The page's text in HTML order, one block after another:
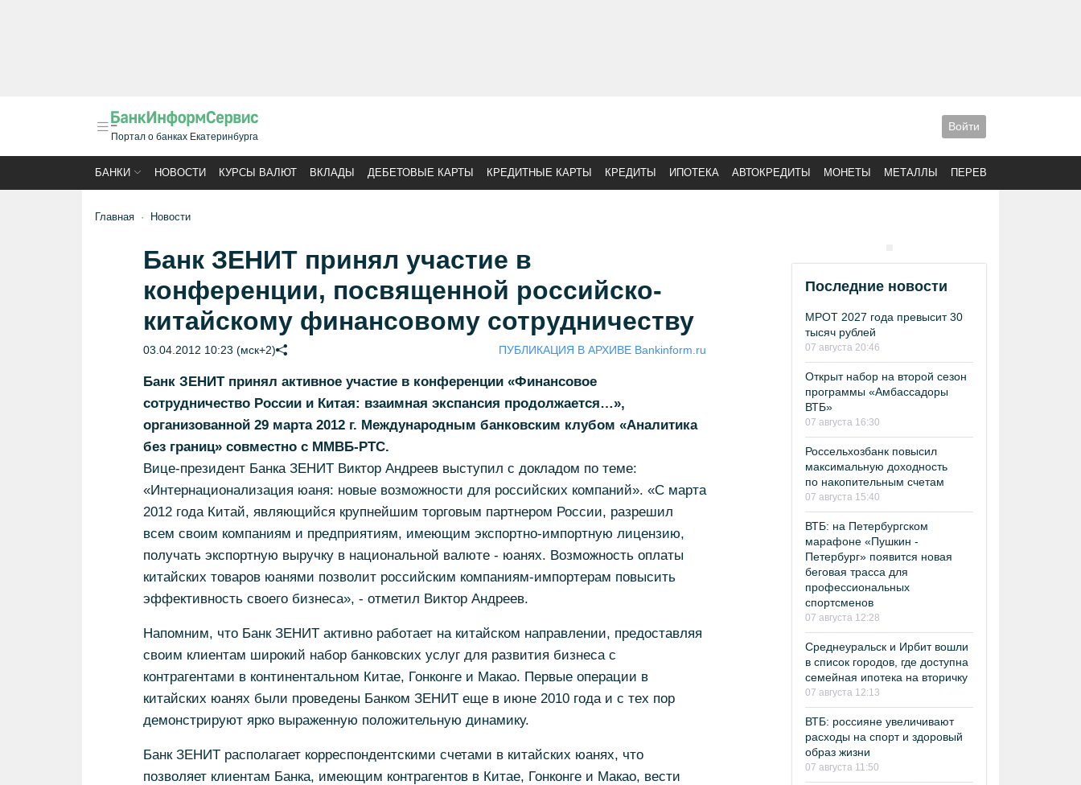
Портал о банках Екатеринбурга
Войти
БАНКИ НОВОСТИ КУРСЫ ВАЛЮТ ВКЛАДЫ ДЕБЕТОВЫЕ КАРТЫ КРЕДИТНЫЕ КАРТЫ КРЕДИТЫ ИПОТЕКА АВТОКРЕДИТЫ МОНЕТЫ МЕТАЛЛЫ ПЕРЕВОДЫ
Главная Новости
Банк ЗЕНИТ принял участие в
конференции, посвященной российско-
китайскому финансовому сотрудничеству
03.04.2012 10:23 (мск+2) ПУБЛИКАЦИЯ В АРХИВЕ Bankinform.ru
Банк ЗЕНИТ принял активное участие в конференции «Финансовое
сотрудничество России и Китая: взаимная экспансия продолжается…»,
организованной 29 марта 2012 г. Международным банковским клубом «Аналитика
без границ» совместно с ММВБ-РТС.
Вице-президент Банка ЗЕНИТ Виктор Андреев выступил с докладом по теме:
«Интернационализация юаня: новые возможности для российских компаний». «С марта
2012 года Китай, являющийся крупнейшим торговым партнером России, разрешил
всем своим компаниям и предприятиям, имеющим экспортно-импортную лицензию,
получать экспортную выручку в национальной валюте - юанях. Возможность оплаты
китайских товаров юанями позволит российским компаниям-импортерам повысить
эффективность своего бизнеса», - отметил Виктор Андреев.
Напомним, что Банк ЗЕНИТ активно работает на китайском направлении, предоставляя
своим клиентам широкий набор банковских услуг для развития бизнеса с
контрагентами в континентальном Китае, Гонконге и Макао. Первые операции в
китайских юанях были проведены Банком ЗЕНИТ еще в июне 2010 года и с тех пор
демонстрируют ярко выраженную положительную динамику.
Банк ЗЕНИТ располагает корреспондентскими счетами в китайских юанях, что
позволяет клиентам Банка, имеющим контрагентов в Китае, Гонконге и Макао, вести
Последние новости
МРОТ 2027 года превысит 30
тысяч рублей
07 августа 20:46
Открыт набор на второй сезон
программы «Амбассадоры
ВТБ»
07 августа 16:30
Россельхозбанк повысил
максимальную доходность
по накопительным счетам
07 августа 15:40
ВТБ: на Петербургском
марафоне «Пушкин -
Петербург» появится новая
беговая трасса для
профессиональных
спортсменов
07 августа 12:28
Среднеуральск и Ирбит вошли
в список городов, где доступна
семейная ипотека на вторичку
07 августа 12:13
ВТБ: россияне увеличивают
расходы на спорт и здоровый
образ жизни
07 августа 11:50